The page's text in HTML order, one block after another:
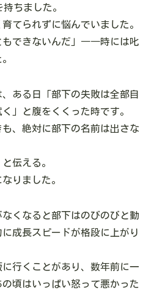
ちました。
てられずに悩んでいました。
もできないんだ」――時には叱
ある日「部下の失敗は全部自
」と腹をくくった時です。
も、絶対に部下の名前は出さな
伝える。
りました。
くなると部下はのびのびと動
成長スピードが格段に上がり
行くことがあり、数年前に一
頃はいっぱい怒って悪かった